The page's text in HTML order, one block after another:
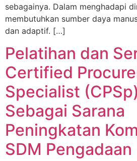
sebagainya. Dalam menghadapi
membutuhkan sumber daya
dan adaptif. […]
Pelatihan dan
Certified
Specialist
Sebagai Sarana
Peningkatan
SDM Pengadaan